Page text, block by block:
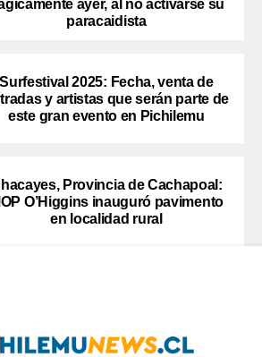
ayer, al no activarse su
paracaidista
Surfestival 2025: Fecha, venta de
y artistas que serán parte de
este gran evento en Pichilemu
Provincia de Cachapoal:
O’Higgins inauguró pavimento
en localidad rural